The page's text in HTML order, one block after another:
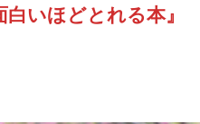
いほどとれる本』